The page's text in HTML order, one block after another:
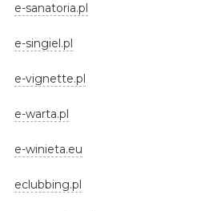
e-sanatoria.pl
e-singiel.pl
e-vignette.pl
e-warta.pl
e-winieta.eu
eclubbing.pl